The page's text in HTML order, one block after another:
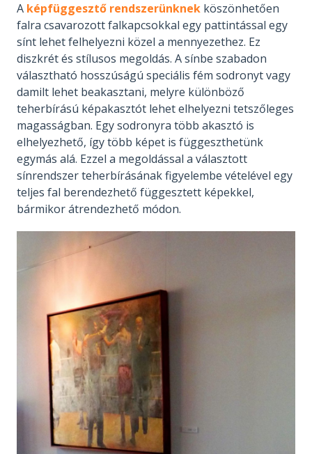
A képfüggesztő rendszerünknek köszönhetően
falra csavarozott falkapcsokkal egy pattintással egy
sínt lehet felhelyezni közel a mennyezethez. Ez
diszkrét és stílusos megoldás. A sínbe szabadon
választható hosszúságú speciális fém sodronyt vagy
damilt lehet beakasztani, melyre különböző
teherbírású képakasztót lehet elhelyezni tetszőleges
magasságban. Egy sodronyra több akasztó is
elhelyezhető, így több képet is függeszthetünk
egymás alá. Ezzel a megoldással a választott
sínrendszer teherbírásának figyelembe vételével egy
teljes fal berendezhető függesztett képekkel,
bármikor átrendezhető módon.